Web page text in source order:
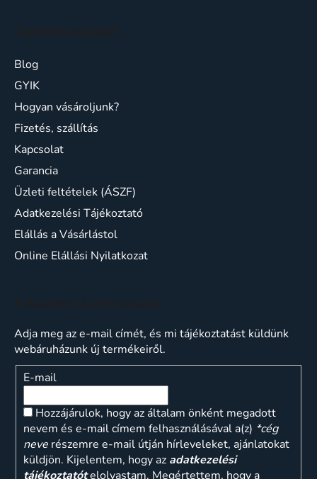
Blog
GYIK
Hogyan vásároljunk?
Fizetés, szállítás
Kapcsolat
Garancia
Üzleti feltételek (ÁSZF)
Adatkezelési Tájékoztató
Elállás a Vásárlástol
Online Elállási Nyilatkozat
Adja meg az e-mail címét, és mi tájékoztatást küldünk
webáruházunk új termékeiről.
E-mail
Hozzájárulok, hogy az általam önként megadott
nevem és e-mail címem felhasználásával a(z) *cég
neve részemre e-mail útján hírleveleket, ajánlatokat
küldjön. Kijelentem, hogy az adatkezelési
tájékoztatótelolvastam. Megértettem, hogy a